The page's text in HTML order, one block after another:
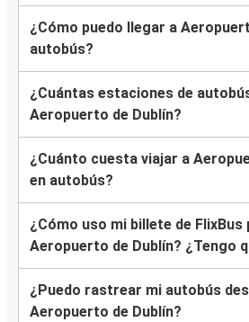
¿Cómo puedo llegar a
autobús?
¿Cuántas estaciones de
Aeropuerto de Dublín?
¿Cuánto cuesta viajar a
en autobús?
¿Cómo uso mi billete de FlixBus
Aeropuerto de Dublín? ¿Tengo
¿Puedo rastrear mi autobús
Aeropuerto de Dublín?